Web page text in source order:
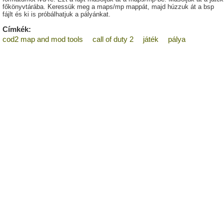
főkönyvtárába. Keressük meg a maps/mp mappát, majd húzzuk át a bsp
fájlt és ki is próbálhatjuk a pályánkat.
Címkék:
cod2 map and mod tools
call of duty 2 játék pálya